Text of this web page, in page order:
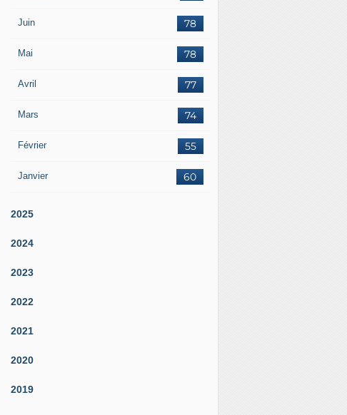
Juin 78
Mai 78
Avril 77
Mars 74
Février 55
Janvier 60
2025
2024
2023
2022
2021
2020
2019